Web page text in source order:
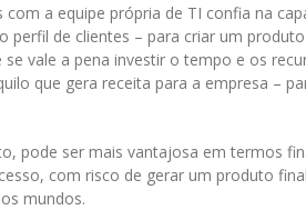
a equipe própria de TI confia na
perfil de clientes – para criar um
vale a pena investir o tempo e os
que gera receita para a empresa –
pode ser mais vantajosa em termos
com risco de gerar um produto
mundos.